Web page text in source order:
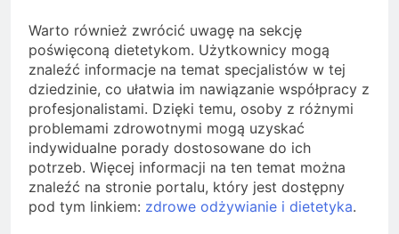
Warto również zwrócić uwagę na sekcję
poświęconą dietetykom. Użytkownicy mogą
znaleźć informacje na temat specjalistów w tej
dziedzinie, co ułatwia im nawiązanie współpracy z
profesjonalistami. Dzięki temu, osoby z różnymi
problemami zdrowotnymi mogą uzyskać
indywidualne porady dostosowane do ich
potrzeb. Więcej informacji na ten temat można
znaleźć na stronie portalu, który jest dostępny
pod tym linkiem: zdrowe odżywianie i dietetyka.